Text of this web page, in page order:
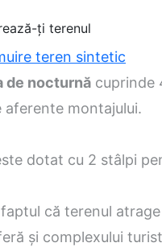
ți terenul
de nocturnă cuprinde
aferente montajului.
dotat cu 2 stâlpi
faptul că terenul
şi complexului